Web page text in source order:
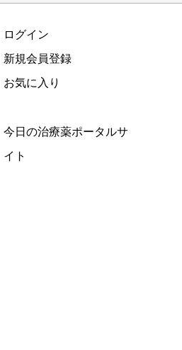
ログイン
新規会員登録
お気に入り
今日の治療薬ポータルサ
イト